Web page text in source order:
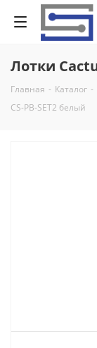
Лотки
Главная - Каталог -
CS-PB-SET2 белый